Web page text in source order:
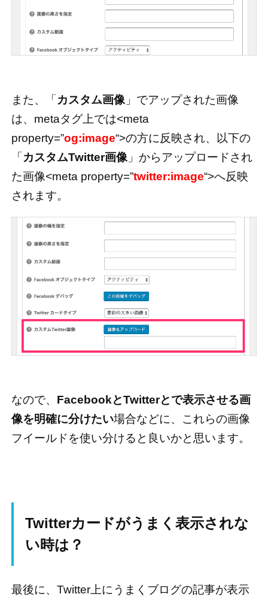
また、「 カスタム画像」でアップされた画像
は、metaタグ上では<meta
property=”og:image“>の方に反映され、以下の
「 カスタムTwitter画像」からアップロードされ
た画像<meta property=”twitter:image“>へ反映
されます。
なので、 FacebookとTwitterとで表示させる画
像を明確に分けたい場合などに、これらの画像
フイールドを使い分けると良いかと思います。
Twitterカードがうまく表示されな
い時は？
最後に、Twitter上にうまくブログの記事が表示